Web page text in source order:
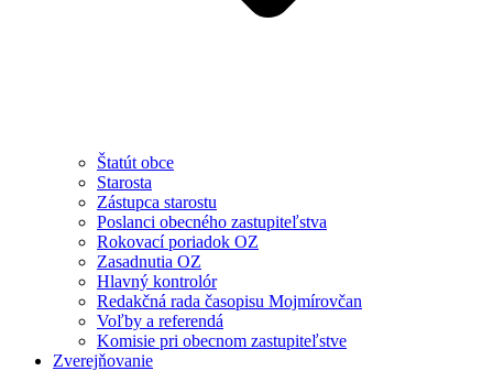
Štatút obce
Starosta
Zástupca starostu
Poslanci obecného zastupiteľstva
Rokovací poriadok OZ
Zasadnutia OZ
Hlavný kontrolór
Redakčná rada časopisu Mojmírovčan
Voľby a referendá
Komisie pri obecnom zastupiteľstve
Zverejňovanie